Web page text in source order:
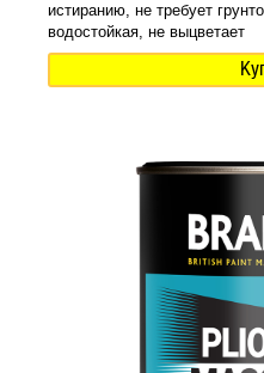
истиранию, не требует
водостойкая, не выцветает